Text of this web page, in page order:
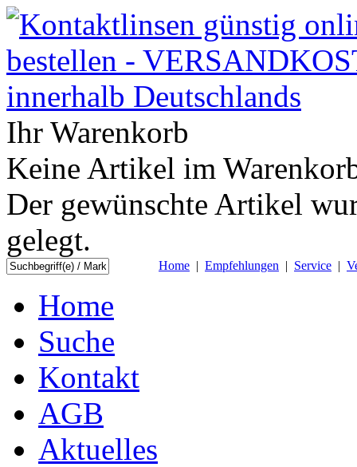
Ihr Warenkorb
Keine Artikel im
Der gewünschte Artikel
gelegt.
Home | Empfehlungen | Service |
Home
Suche
Kontakt
AGB
Aktuelles